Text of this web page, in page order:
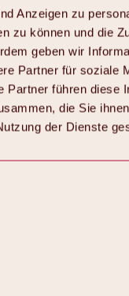
Anzeigen zu
zu können und die
geben wir
Partner für soziale
Partner führen diese
die Sie
der Dienste